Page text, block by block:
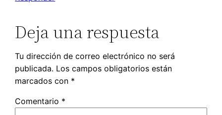
Deja una respuesta
Tu dirección de correo electrónico no será
publicada. Los campos obligatorios están
marcados con *
Comentario *